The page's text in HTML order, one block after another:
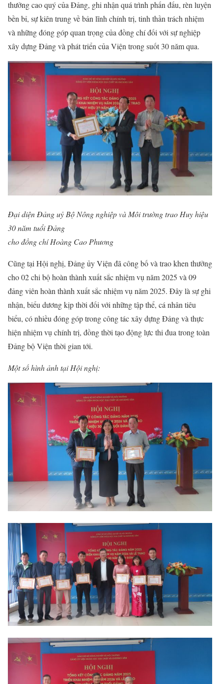
thưởng cao quý của Đảng, ghi nhận quá trình phấn đấu, rèn luyện
bền bỉ, sự kiên trung về bản lĩnh chính trị, tinh thần trách nhiệm
và những đóng góp quan trọng của đồng chí đối với sự nghiệp
xây dựng Đảng và phát triển của Viện trong suốt 30 năm qua.
Đại diện Đảng uỷ Bộ Nông nghiệp và Môi trường trao Huy hiệu
30 năm tuổi Đảng
cho đồng chí Hoàng Cao Phương
Cũng tại Hội nghị, Đảng ủy Viện đã công bố và trao khen thưởng
cho 02 chi bộ hoàn thành xuất sắc nhiệm vụ năm 2025 và 09
đảng viên hoàn thành xuất sắc nhiệm vụ năm 2025. Đây là sự ghi
nhận, biểu dương kịp thời đối với những tập thể, cá nhân tiêu
biểu, có nhiều đóng góp trong công tác xây dựng Đảng và thực
hiện nhiệm vụ chính trị, đồng thời tạo động lực thi đua trong toàn
Đảng bộ Viện thời gian tới.
Một số hình ảnh tại Hội nghị: